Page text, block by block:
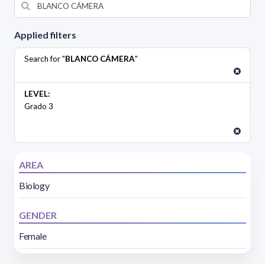
Applied filters
Search for "BLANCO CÁMERA"
LEVEL:
Grado 3
AREA
Biology
GENDER
Female